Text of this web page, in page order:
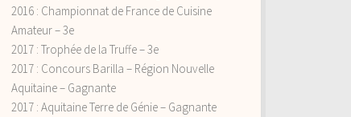
2016 : Championnat de France de Cuisine
Amateur – 3e
2017 : Trophée de la Truffe – 3e
2017 : Concours Barilla – Région Nouvelle
Aquitaine – Gagnante
2017 : Aquitaine Terre de Génie – Gagnante